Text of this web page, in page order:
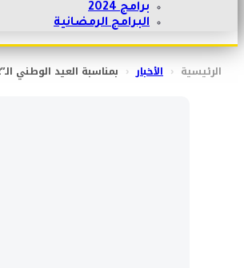
برامج 2024
البرامج الرمضانية
الرئيسية ‹ الأخبار ‹ بمناسبة العيد الوطني الـ”52″.. فعاليات للفروسية وركضة العرضة بالمضيبي